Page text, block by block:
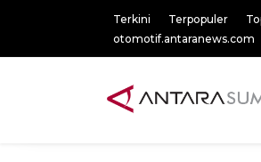
Terkini Terpopuler
otomotif.antaranews.com